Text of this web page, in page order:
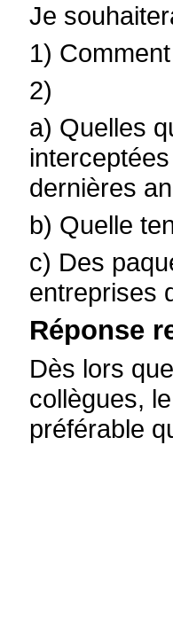
Je
1)
2)
a) Quelles
dernières
b) Quelle
c) Des
entreprises
Réponse
Dès lors
collègues,
préférable